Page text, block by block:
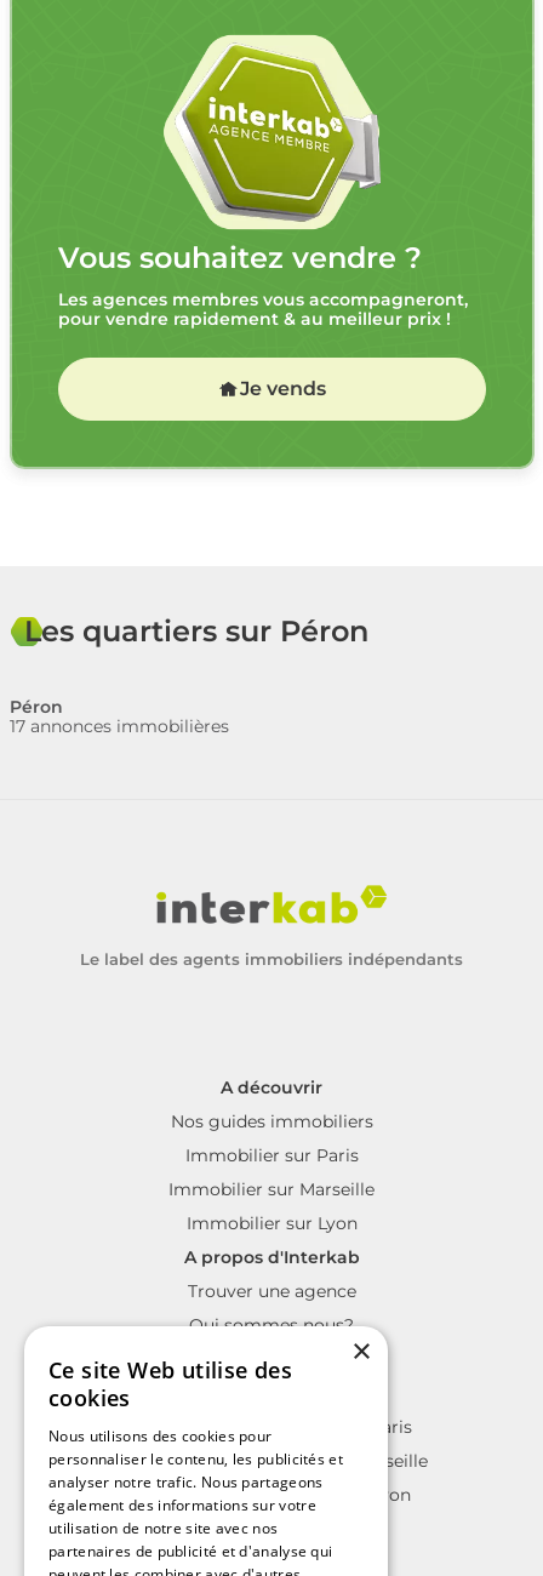
Vous souhaitez vendre ?
Les agences membres vous accompagneront,
pour vendre rapidement & au meilleur prix !
Je vends
Les quartiers sur Péron
Péron
17 annonces immobilières
Le label des agents immobiliers indépendants
A découvrir
Nos guides immobiliers
Immobilier sur Paris
Immobilier sur Marseille
Immobilier sur Lyon
A propos d'Interkab
Trouver une agence
Qui sommes nous?
La charte Interkab
Annonces immobilières sur Paris
Annonces immobilières sur Marseille
Annonces immobilières sur Lyon
×
Ce site Web utilise des
cookies
Nous utilisons des cookies pour
personnaliser le contenu, les publicités et
analyser notre trafic. Nous partageons
également des informations sur votre
utilisation de notre site avec nos
partenaires de publicité et d'analyse qui